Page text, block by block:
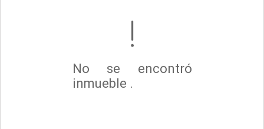
No se encontró
inmueble .